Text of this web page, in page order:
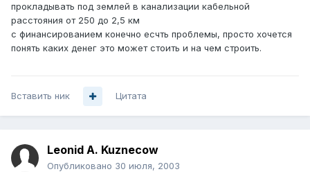
прокладывать под землей в канализации кабельной
расстояния от 250 до 2,5 км
с финансированием конечно есчть проблемы, просто хочется
понять каких денег это может стоить и на чем строить.
Вставить ник Цитата
Leonid A. Kuznecow
Опубликовано 30 июля, 2003